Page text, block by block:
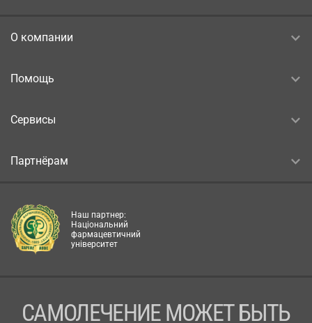
О компании
Помощь
Сервисы
Партнёрам
Наш партнер:
Національний
фармацевтичний
університет
САМОЛЕЧЕНИЕ МОЖЕТ БЫТЬ